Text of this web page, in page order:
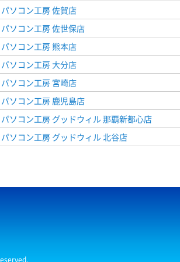
パソコン工房 佐賀店
パソコン工房 佐世保店
パソコン工房 熊本店
パソコン工房 大分店
パソコン工房 宮崎店
パソコン工房 鹿児島店
パソコン工房 グッドウィル 那覇新都心店
パソコン工房 グッドウィル 北谷店